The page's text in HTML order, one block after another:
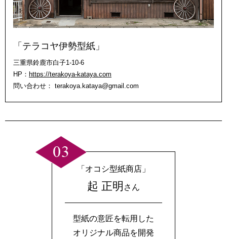
「テラコヤ伊勢型紙」
三重県鈴鹿市白子1-10-6
HP： https://terakoya-kataya.com
問い合わせ： terakoya.kataya@gmail.com
「オコシ型紙商店」
起 正明 さん
型紙の意匠を転用した
オリジナル商品を開発